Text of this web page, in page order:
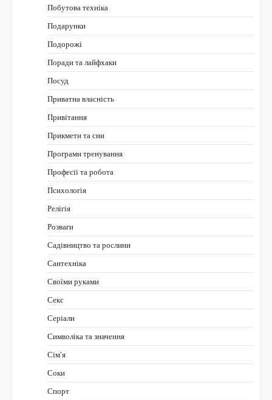
Побутова техніка
Подарунки
Подорожі
Поради та лайфхаки
Посуд
Приватна власність
Привітання
Прикмети та сни
Програми тренування
Професії та робота
Психологія
Релігія
Розваги
Садівництво та рослини
Сантехніка
Своїми руками
Секс
Серіали
Символіка та значення
Сім’я
Соки
Спорт